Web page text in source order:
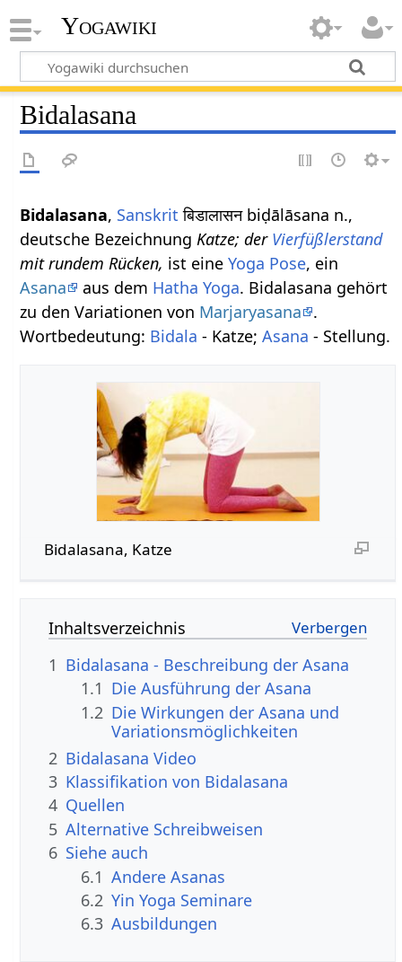
Yogawiki
Bidalasana
Bidalasana, Sanskrit बिडालासन biḍālāsana n.,
deutsche BezeichnungKatze; der Vierfüßlerstand
mit rundem Rücken, ist eineYoga Pose, ein
Asana
aus dem Hatha Yoga. Bidalasana gehört
zu den Variationen von Marjaryasana
.
Wortbedeutung: Bidala - Katze;Asana - Stellung.
Bidalasana, Katze
Inhaltsverzeichnis
1 Bidalasana - Beschreibung der Asana
1.1 Die Ausführung der Asana
1.2 Die Wirkungen der Asana und
Variationsmöglichkeiten
2 Bidalasana Video
3 Klassifikation von Bidalasana
4 Quellen
5 Alternative Schreibweisen
6 Siehe auch
6.1 Andere Asanas
6.2 Yin Yoga Seminare
6.3 Ausbildungen